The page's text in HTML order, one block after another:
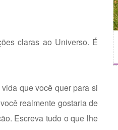
claras ao Universo. É
que você quer para si
realmente gostaria de
Escreva tudo o que lhe